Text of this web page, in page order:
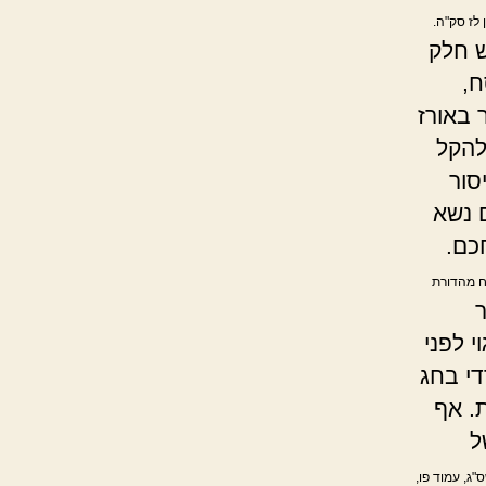
לז סק"ה.
חלק
באורז
נשא
מהדורת
לפני
בחג
אף
עמוד פו,